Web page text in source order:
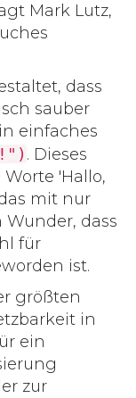
Mark Lutz,
dass
sauber
einfaches
. Dieses
'Hallo,
mit nur
Wunder, dass
für
ist.
größten
in
ein
zur